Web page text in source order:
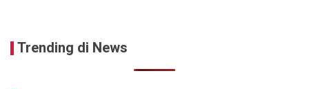
Trending di News